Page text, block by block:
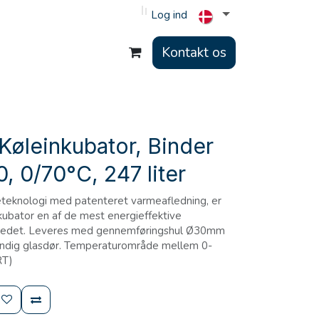
Log ind
Kontakt os
Binder
0/70°C, 247 liter
med patenteret varmeafledning, er
en af de mest energieffektive
Leveres med gennemføringshul Ø30mm
glasdør. Temperaturområde mellem 0-